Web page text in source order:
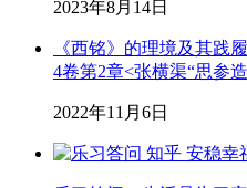
2023年8月14日
《西铭》的理境及其践
4卷第2章<张横渠“思参
2022年11月6日